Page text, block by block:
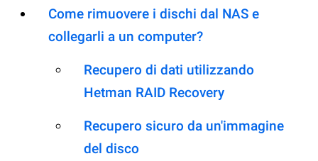
Come rimuovere i dischi dal NAS e
collegarli a un computer?
Recupero di dati utilizzando
Hetman RAID Recovery
Recupero sicuro da un'immagine
del disco